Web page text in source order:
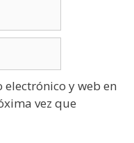
y web en
vez que